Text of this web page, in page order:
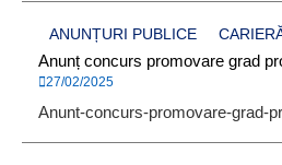
ANUNȚURI PUBLICE
Anunț concurs promovare grad
27/02/2025
Anunt-concurs-promovare-grad-